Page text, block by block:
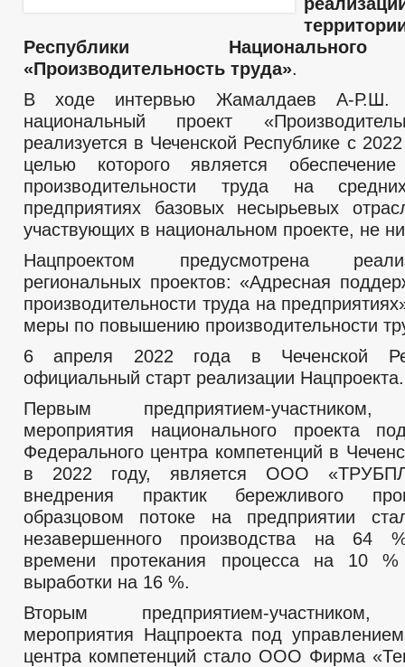
Республики
«Производительность труда».
В ходе интервью Жамалдаев А-Р.Ш.
национальный проект
реализуется в Чеченской Республике с
целью которого является
производительности труда на
предприятиях базовых несырьевых
участвующих в национальном проекте, не
Нацпроектом предусмотрена
региональных проектов: «Адресная
производительности труда на
меры по повышению производительности
6 апреля 2022 года в Чеченской
официальный старт реализации Нацпроекта.
Первым предприятием-
мероприятия национального проекта
Федерального центра компетенций в
в 2022 году, является ООО
внедрения практик бережливого
образцовом потоке на предприятии
незавершенного производства на 64
времени протекания процесса на 10
выработки на 16 %.
Вторым предприятием-
мероприятия Нацпроекта под управлением
центра компетенций стало ООО Фирма